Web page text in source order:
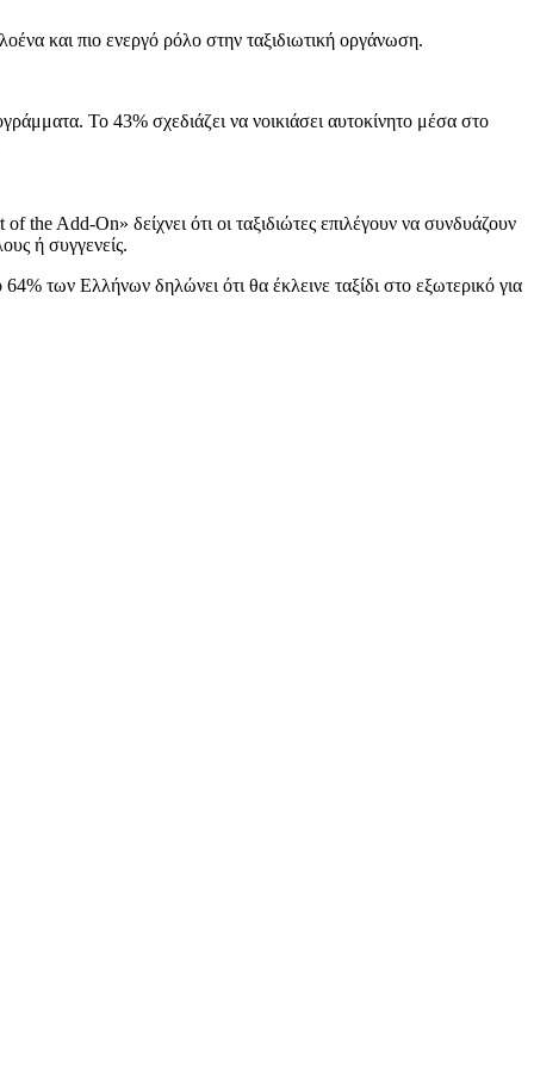
και πιο ενεργό ρόλο στην ταξιδιωτική οργάνωση.
Το 43% σχεδιάζει να νοικιάσει αυτοκίνητο μέσα στο
Add-On» δείχνει ότι οι ταξιδιώτες επιλέγουν να συνδυάζουν
ή συγγενείς.
των Ελλήνων δηλώνει ότι θα έκλεινε ταξίδι στο εξωτερικό για